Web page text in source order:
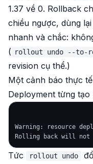
1.37 về 0. Rollback
chiều ngược, dùng
nhanh và chắc:
( rollout undo --to-
revision cụ thể.)
Một cảnh báo thực
Deployment từng tạo
Warning: resource
Tức rollout undo